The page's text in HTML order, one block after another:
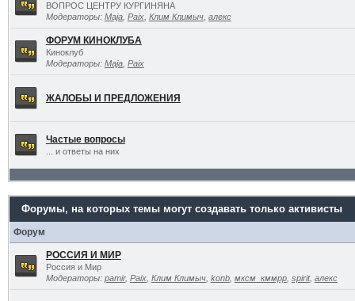
ВОПРОС ЦЕНТРУ КУРГИНЯНА
Модераторы: Maja, Paix, Клим Климыч, алекс
ФОРУМ КИНОКЛУБА
Киноклуб
Модераторы: Maja, Paix
ЖАЛОБЫ И ПРЕДЛОЖЕНИЯ
Частые вопросы
... и ответы на них
Форумы, на которых темы могут создавать только активисты
Форум
РОССИЯ И МИР
Россия и Мир
Модераторы: pamir, Paix, Клим Климыч, konb, мксм_кммрр, spirit, алекс